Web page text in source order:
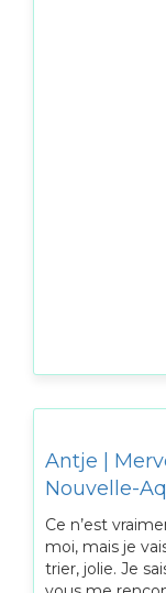
Antje |
Nouvelle-
Ce n’est
moi, mais je
trier, jolie. Je